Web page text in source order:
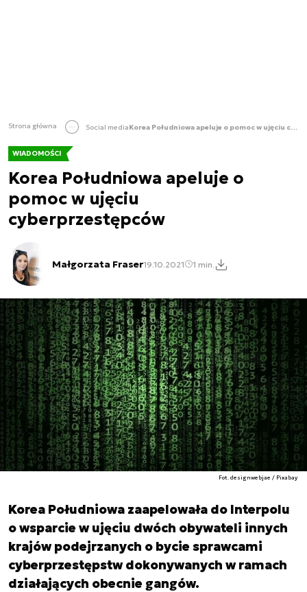
Strona główna Social media Korea Południowa apeluje o pomoc w ujęciu cyberprzestępców
WIADOMOŚCI
Korea Południowa apeluje o
pomoc w ujęciu
cyberprzestępców
Małgorzata Fraser19.10.2021 1 min.
Fot. designwebjae / Pixabay
Korea Południowa zaapelowała do Interpolu
o wsparcie w ujęciu dwóch obywateli innych
krajów podejrzanych o bycie sprawcami
cyberprzestępstw dokonywanych w ramach
działających obecnie gangów.